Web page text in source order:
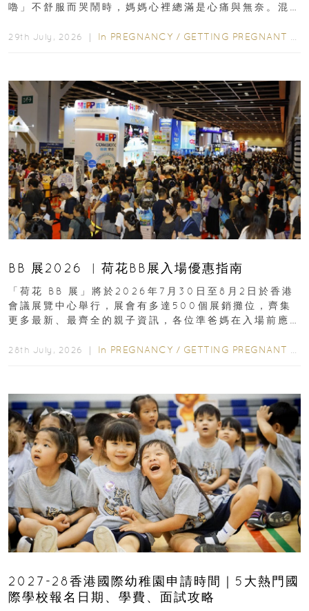
嚕」不舒服而哭鬧時，媽媽心裡總滿是心痛與無奈。混
29th July, 2026 ｜ In PREGNANCY / GETTING PREGNANT
BB 展2026 ︳荷花BB展入場優惠指南
「荷花 BB 展」將於2026年7月30日至8月2日於香港
會議展覽中心舉行，展會有多達500個展銷攤位，齊集
更多最新、最齊全的親子資訊，各位準爸媽在入場前應
28th July, 2026 ｜ In PREGNANCY / GETTING PREGNANT
2027-28香港國際幼稚園申請時間｜5大熱門國
際學校報名日期、學費、面試攻略